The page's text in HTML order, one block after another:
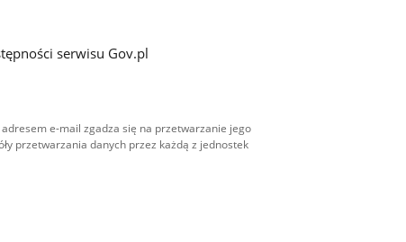
serwisu Gov.pl
e-mail zgadza się na przetwarzanie jego
przetwarzania danych przez każdą z jednostek